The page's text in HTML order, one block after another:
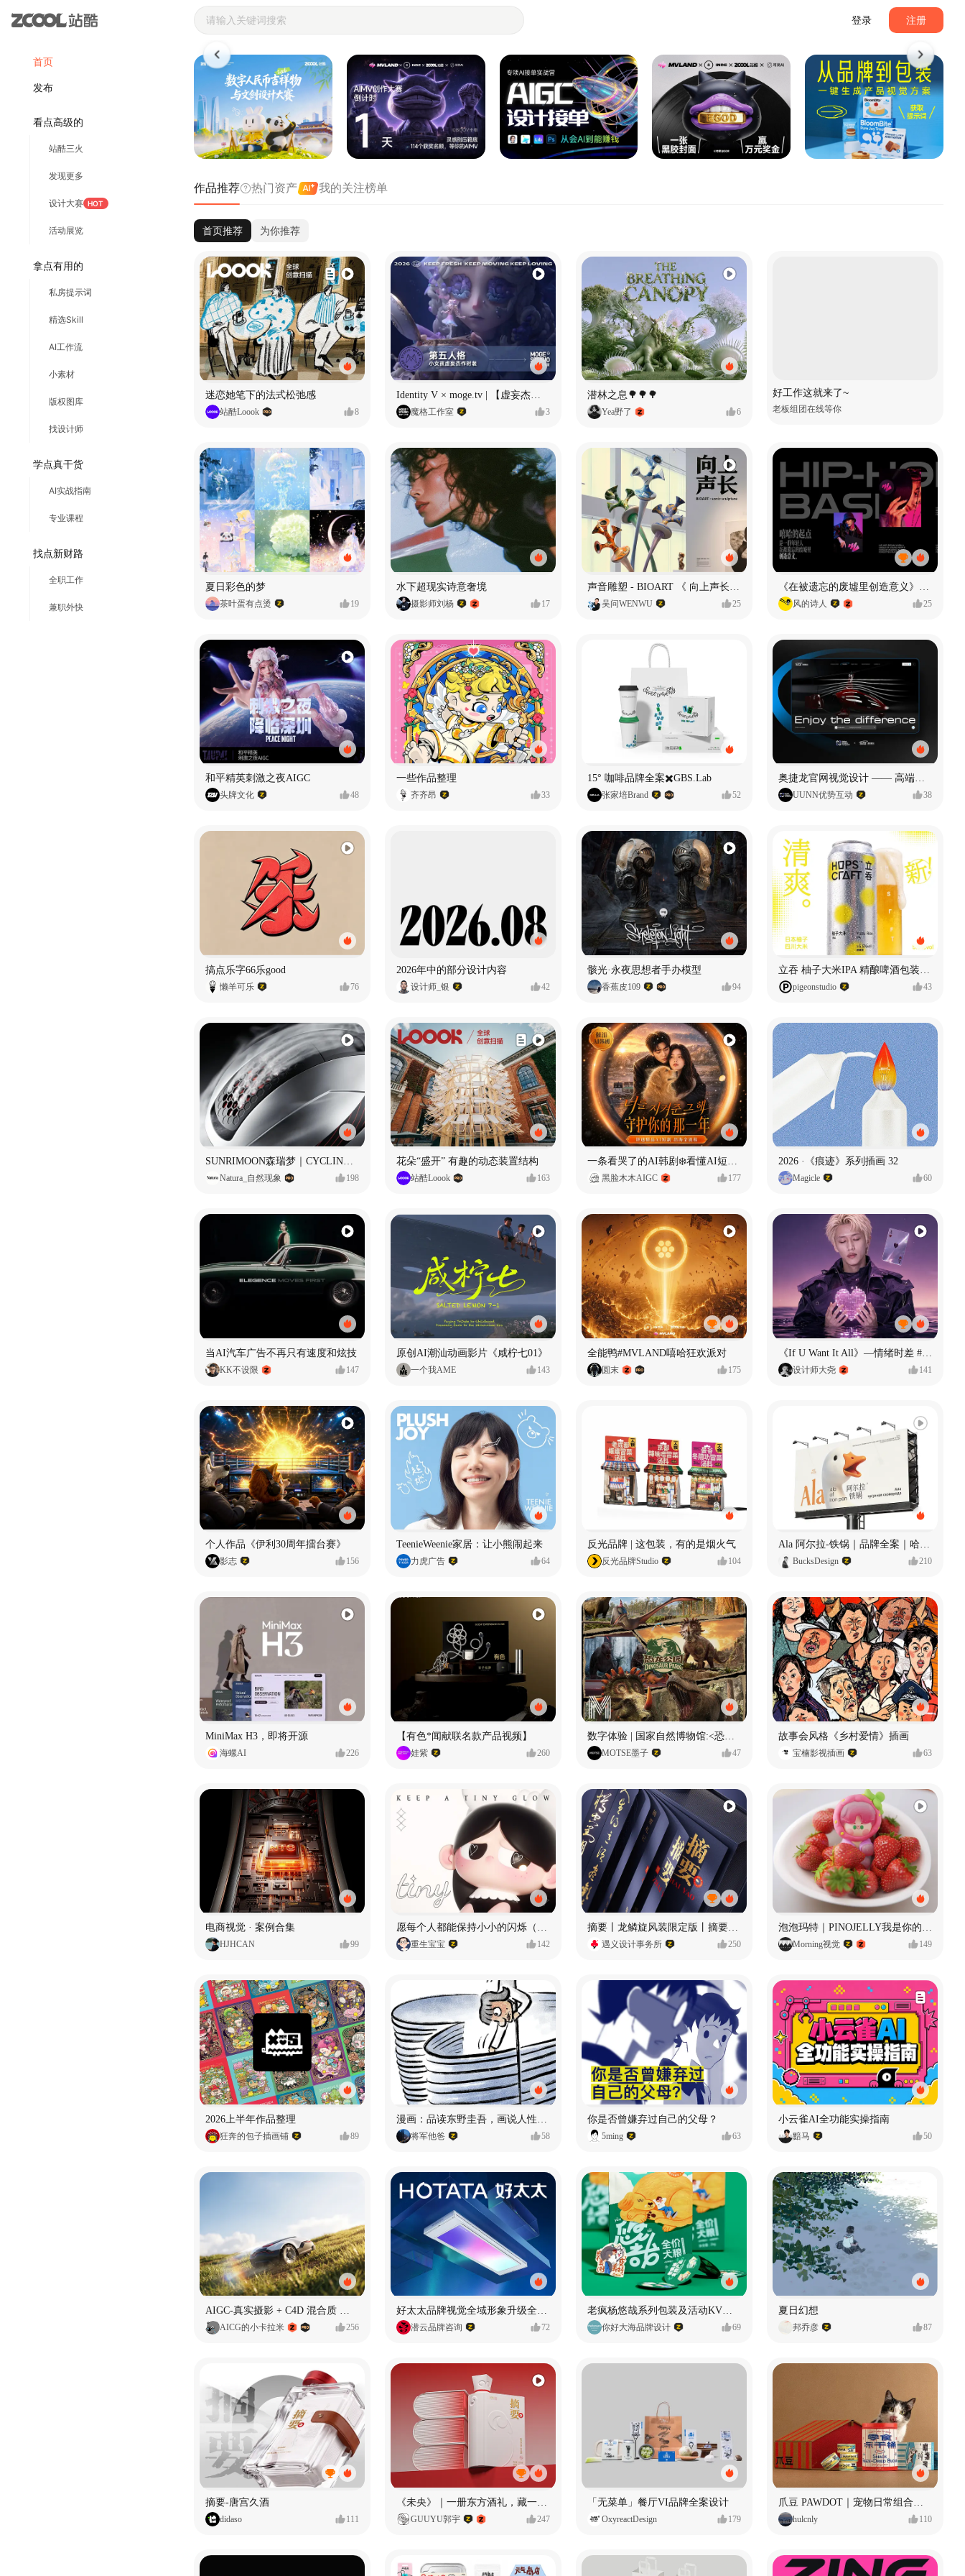
首页
发布
看点高级的
站酷三火
发现更多
设计大赛 HOT
活动展览
拿点有用的
私房提示词
精选Skill
AI工作流
小素材
版权图库
找设计师
学点真干货
AI实战指南
专业课程
找点新财路
全职工作
兼职外快
登录 注册
站酷ZCOOL - 设计师们都在站酷
作品推荐 热门资产 我的关注榜单
首页推荐 为你推荐
迷恋她笔下的法式松弛感
站酷Loook 8
Identity V × moge.tv | 【虚妄杰作时装】“小女孩”
魔格工作室 3
潜林之息🌳🌳🌳
Yea野了 6
好工作这就来了~
老板组团在线等你
夏日彩色的梦
茶叶蛋有点烫 19
水下超现实诗意奢境
摄影师刘杨 17 吴问WENWU 25 风的诗人 25
和平精英刺激之夜AIGC
头牌文化 48
一些作品整理
齐齐昂 33
15° 咖啡品牌全案✖️GBS.Lab
张家培Brand 52
奥捷龙官网视觉设计 —— 高端网站建设
UUNN优势互动 38
搞点乐字66乐good
懒羊可乐 76
2026年中的部分设计内容
设计师_银 42
骸光·永夜思想者手办模型
香蕉皮109 94 pigeonstudio 43
SUNRIMOON森瑞梦｜CYCLING HELMET CG｜气动骑行头盔
Natura_自然现象 198
花朵“盛开” 有趣的动态装置结构
站酷Loook 163
一条看哭了的AI韩剧❄️看懂AI短剧出海全流程
黑脸木木AIGC 177
2026 ·《痕迹》系列插画 32
Magicle 60
当AI汽车广告不再只有速度和炫技
KK不设限 147
原创AI潮汕动画影片《咸柠七01》
一个我AME 143
全能鸭#MVLAND嘻哈狂欢派对
圆末 175 设计师大尧 141
个人作品《伊利30周年擂台赛》
影志 156
TeenieWeenie家居：让小熊闹起来
力虎广告 64
反光品牌 | 这包装，有的是烟火气
反光品牌Studio 104
Ala 阿尔拉-铁锅｜品牌全案｜哈尔滨
BucksDesign 210
MiniMax H3，即将开源
海螺AI 226
【有色*闻献联名款产品视频】
娃紫 260 MOTSE墨子 47
故事会风格《乡村爱情》插画
宝楠影视插画 63
电商视觉 · 案例合集
HJHCAN 99
愿每个人都能保持小小的闪烁（IP可授权）
重生宝宝 142
摘要丨龙鳞旋风装限定版丨摘要的比赛里 看谁卷s谁！
遇义设计事务所 250
泡泡玛特｜PINOJELLY我是你的娃娃系列
Morning视觉 149
2026上半年作品整理
狂奔的包子插画铺 89 将军他爸 58
你是否曾嫌弃过自己的父母？
5ming 63
小云雀AI全功能实操指南
黯马 50
AIGC-真实摄影 + C4D 混合质 能让 AI 产品图更好吗?
AICG的小卡拉米 256
好太太品牌视觉全域形象升级全案【潜云品牌】
潜云品牌咨询 72
老疯杨悠哉系列包装及活动KV设计
你好大海品牌设计 69
夏日幻想
邦乔彦 87
摘要-唐宫久酒
didaso 111 GUUYU郭宇 247
「无菜单」餐厅VI品牌全案设计
OxyreactDesign 179 hulcnly 110